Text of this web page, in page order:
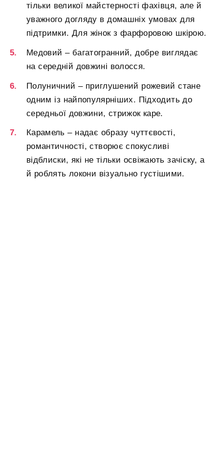
тільки великої майстерності фахівця, але й
уважного догляду в домашніх умовах для
підтримки. Для жінок з фарфоровою шкірою.
Медовий – багатогранний, добре виглядає
на середній довжині волосся.
Полуничний – приглушений рожевий стане
одним із найпопулярніших. Підходить до
середньої довжини, стрижок каре.
Карамель – надає образу чуттєвості,
романтичності, створює спокусливі
відблиски, які не тільки освіжають зачіску, а
й роблять локони візуально густішими.